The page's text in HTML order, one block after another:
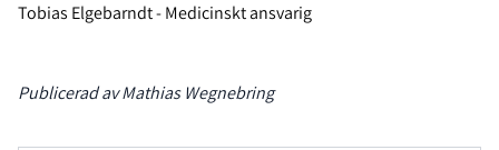
Tobias Elgebarndt - Medicinskt ansvarig
Publicerad av Mathias Wegnebring